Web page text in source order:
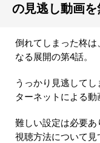
の見逃し動画
倒れてしまった柊
なる展開の第4話。
うっかり見逃して
ターネットによる動
難しい設定は必要
視聴方法について見